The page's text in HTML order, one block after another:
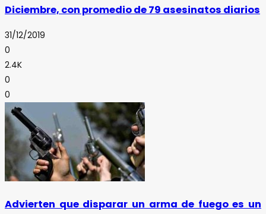
Diciembre, con promedio de 79 asesinatos diarios
31/12/2019
0
2.4K
0
0
Advierten que disparar un arma de fuego es un